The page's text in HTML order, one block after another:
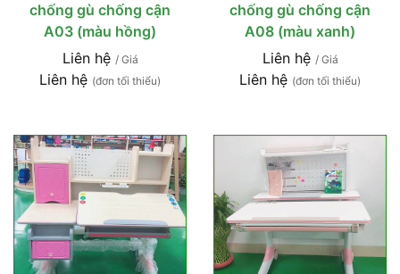
chống gù chống cận
A03 (màu hồng)
Liên hệ / Giá
Liên hệ (đơn tối thiểu)
chống gù chống cận
A08 (màu xanh)
Liên hệ / Giá
Liên hệ (đơn tối thiểu)